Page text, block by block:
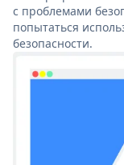
с проблемами
попытаться
безопасности.